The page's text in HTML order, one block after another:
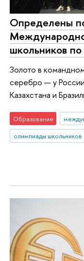
Определены
школьников
Золото в
серебро — у
Казахстана и
Образование
олимпиады школьников